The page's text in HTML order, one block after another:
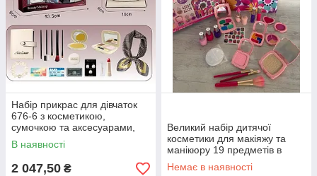
Набір прикрас для дівчаток
676-6 з косметикою,
сумочкою та аксесуарами,
8+.
В наявності
2 047,50 ₴
Великий набір дитячої
косметики для макіяжу та
манікюру 19 предметів в
косметичці 60010-A
Немає в наявності